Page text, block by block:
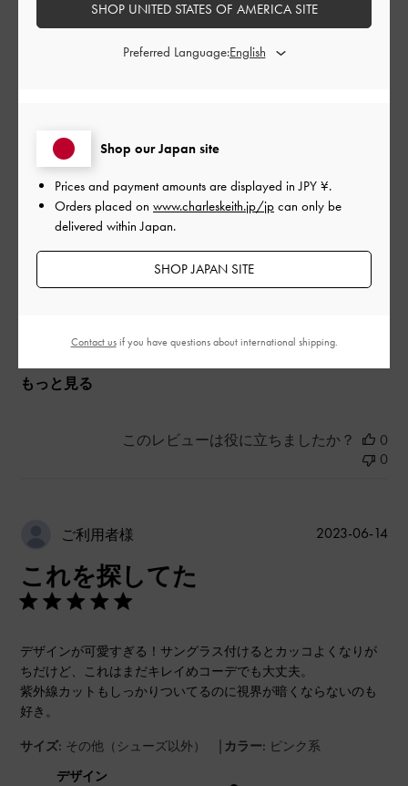
ご利用者様
あまりないデザインで、一目惚れして購入しました。
愛用しようと思います！
サイズ: その他（シューズ以外） |カラー: ブラウン系
デザイン
もっと見る
2023-07-24
このレビューは役に立ちましたか？
0
0
ご利用者様
これを探してた
デザインが可愛すぎる！サングラス付けるとカッコよくなりが
ちだけど、これはまだキレイめコーデでも大丈夫。
紫外線カットもしっかりついてるのに視界が暗くならないのも
好き。
サイズ: その他（シューズ以外） | カラー: ピンク系
デザイン
公
2023-06-14
Shop our Japan site
Prices and payment amounts are displayed inJPY ¥.
Orders placed on www.charleskeith.jp/jp can only be
delivered within Japan.
SHOP JAPAN SITE
SHOP UNITED STATES OF AMERICA SITE
Preferred Language:
Contact usif you have questions about international shipping.